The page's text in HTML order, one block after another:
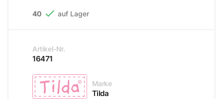
40  auf Lager
Artikel-Nr.
16471
Marke
Tilda